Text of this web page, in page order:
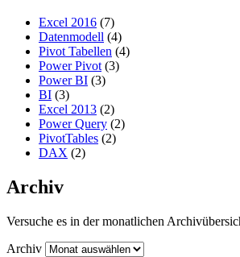
Excel 2016 (7)
Datenmodell (4)
Pivot Tabellen (4)
Power Pivot (3)
Power BI (3)
BI (3)
Excel 2013 (2)
Power Query (2)
PivotTables (2)
DAX (2)
Archiv
Versuche es in der monatlichen
Archiv